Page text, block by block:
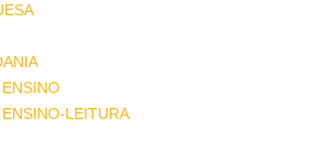
LEITURA